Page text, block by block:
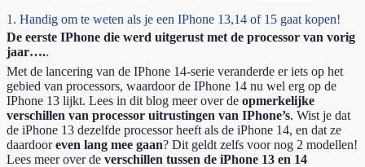
1. Handig om te weten als je een IPhone 13,14 of 15 gaat kopen!
De eerste IPhone die werd uitgerust met de processor van vorig
jaar…..
Met de lancering van de IPhone 14-serie veranderde er iets op het
gebied van processors, waardoor de IPhone 14 nu wel erg op de
IPhone 13 lijkt. Lees in dit blog meer over de opmerkelijke
verschillen van processor uitrustingen van IPhone’s. Wist je dat
de iPhone 13 dezelfde processor heeft als de iPhone 14, en dat ze
daardooreven lang mee gaan? Dit geldt zelfs voor nog 2 modellen!
Lees meer over de verschillen tussen de iPhone 13 en 14